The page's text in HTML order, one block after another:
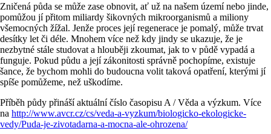
Zničená půda se může zase obnovit, ať už na našem území nebo jinde,
pomůžou jí přitom miliardy šikovných mikroorganismů a miliony
všemocných žížal. Jenže proces její regenerace je pomalý, může trvat
desítky let či déle. Mnohem více než kdy jindy se ukazuje, že je
nezbytné stále studovat a hlouběji zkoumat, jak to v půdě vypadá a
funguje. Pokud půdu a její zákonitosti správně pochopíme, existuje
šance, že bychom mohli do budoucna volit taková opatření, kterými jí
spíše pomůžeme, než uškodíme.
Příběh půdy přináší aktuální číslo časopisu A / Věda a výzkum. Více
na http://www.avcr.cz/cs/veda-a-vyzkum/biologicko-ekologicke-
vedy/Puda-je-zivotadarna-a-mocna-ale-ohrozena/